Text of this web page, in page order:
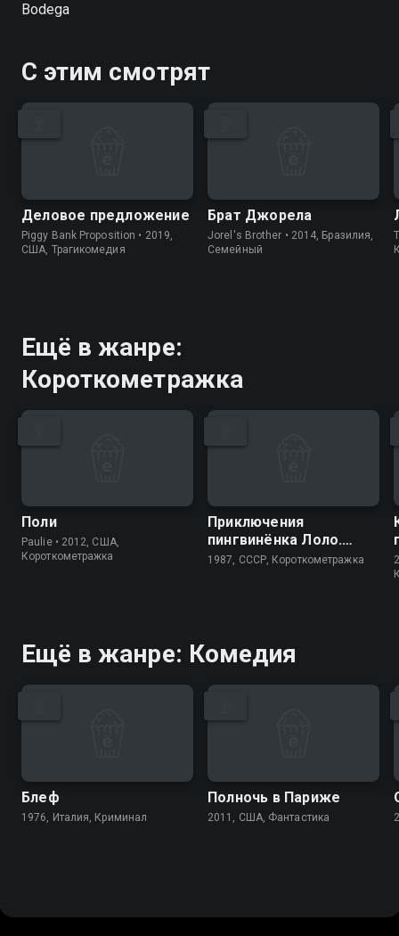
Bodega
С этим смотрят
Деловое предложение
Piggy Bank Proposition • 2019,
США, Трагикомедия
Брат Джорела
Jorel's Brother • 2014, Бразилия,
Cемейный
Ещё в жанре:
Короткометражка
Поли
Paulie • 2012, США,
Короткометражка
Приключения
пингвинёнка Лоло.
Фильм третий
1987, СССР, Короткометражка
Ещё в жанре: Комедия
Блеф
1976, Италия, Криминал
Полночь в Париже
2011, США, Фантастика